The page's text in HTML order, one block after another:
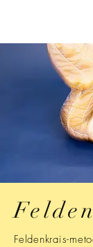
Feldenkrais-